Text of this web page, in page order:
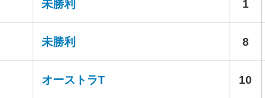
未勝利 1
未勝利 8
オーストラT 10